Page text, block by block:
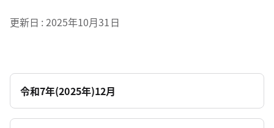
更新日 2025年10月31日
令和7年(2025年)12月